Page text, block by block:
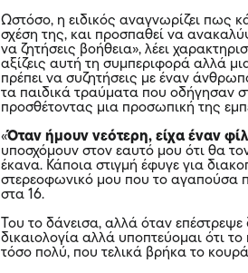
Ωστόσο, η ειδικός αναγνωρίζει πως
σχέση της, και προσπαθεί να
να ζητήσεις βοήθεια», λέει
αξίζεις αυτή τη συμπεριφορά αλλά
πρέπει να συζητήσεις με έναν
τα παιδικά τραύματα που οδήγησαν
προσθέτοντας μια προσωπική της
«Όταν ήμουν νεότερη, είχα έναν
υποσχόμουν στον εαυτό μου ότι θα
έκανα. Κάποια στιγμή έφυγε για
στερεοφωνικό μου που το αγαπούσα
στα 16.
Του το δάνεισα, αλλά όταν επέστρεψε
δικαιολογία αλλά υποπτεύομαι ότι
τόσο πολύ, που τελικά βρήκα το